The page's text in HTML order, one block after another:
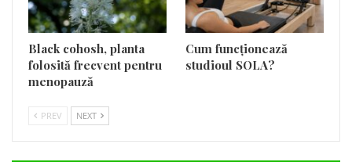
Black cohosh, planta
folosită frecvent pentru
menopauză
Cum funcționează
studioul SOLA?
PREV NEXT